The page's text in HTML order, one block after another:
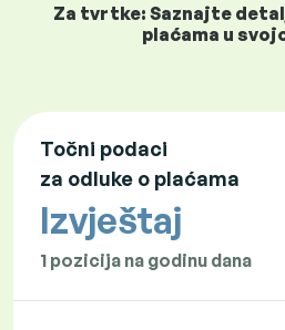
Za tvrtke: Saznajte
plaćama u
Točni podaci
za odluke o plaćama
Izvještaj
1 pozicija na godinu dana